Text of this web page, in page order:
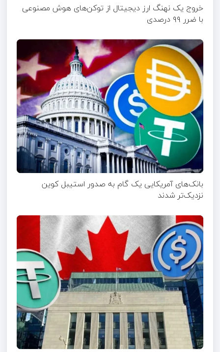
خروج یک نهنگ ارز دیجیتال از توکن‌های هوش مصنوعی
با ضرر ۹۹ درصدی
بانک‌های آمریکایی یک گام به صدور استیبل کوین
نزدیک‌تر شدند